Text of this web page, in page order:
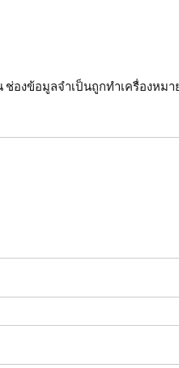
ช่องข้อมูลจำเป็นถูกทำเครื่องหมา